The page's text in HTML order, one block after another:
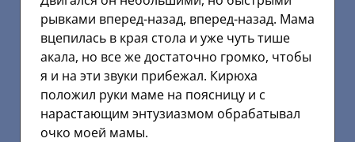
рывками вперед-назад, вперед-назад. Мама
вцепилась в края стола и уже чуть тише
акала, но все же достаточно громко, чтобы
я и на эти звуки прибежал. Кирюха
положил руки маме на поясницу и с
нарастающим энтузиазмом обрабатывал
очко моей мамы.